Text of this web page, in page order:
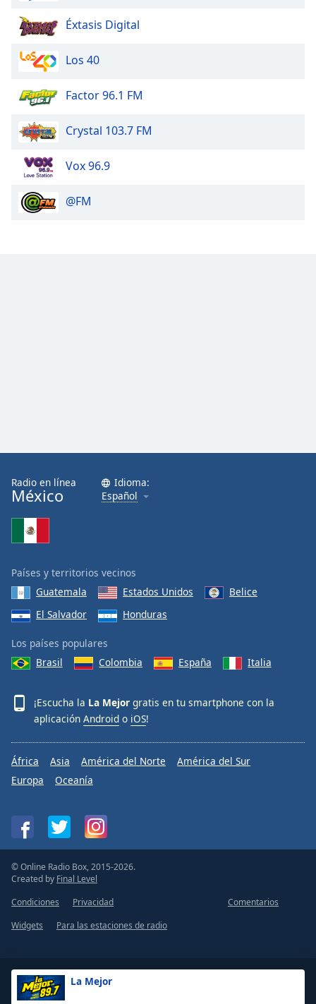
La Mejor
Éxtasis Digital
Los 40
Factor 96.1 FM
Crystal 103.7 FM
Vox 96.9
@FM
Radio en línea
México
Idioma:
Español
Países y territorios vecinos
Guatemala
Estados Unidos
Belice
El Salvador
Honduras
Los países populares
Brasil
Colombia España Italia
¡Escucha la La Mejor gratis en tu smartphone con la
aplicación Android o iOS!
África Asia América del Norte
América del Sur
Europa
Oceanía
© Online Radio Box, 2015-2026.
Created by Final Level
Condiciones
Privacidad
Comentarios
Widgets
Para las estaciones de radio